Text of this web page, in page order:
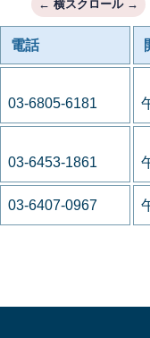
電話
03-6805-6181
03-6453-1861
03-6407-0967